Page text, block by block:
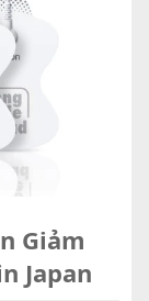
Giảm
Japan